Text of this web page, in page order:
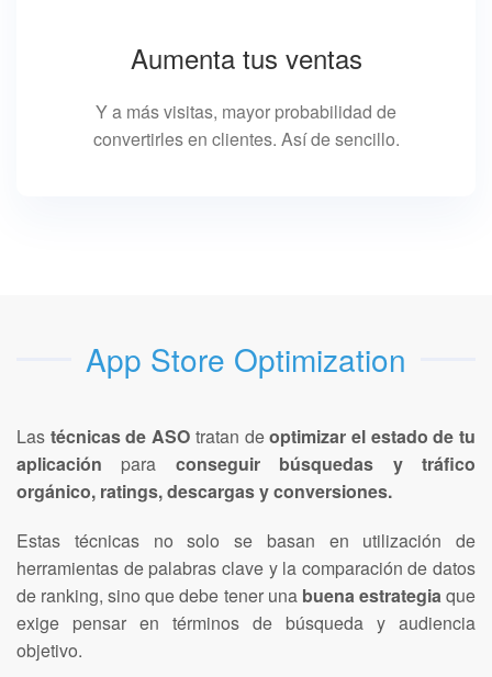
Aumenta tus ventas
Y a más visitas, mayor probabilidad de
convertirles en clientes. Así de sencillo.
App Store Optimization
Las técnicas de ASO tratan deoptimizar el estado de tu
aplicación para conseguir búsquedas y tráfico
orgánico, ratings, descargas y conversiones.
Estas técnicas no solo se basan en utilización de
herramientas de palabras clave y la comparación de datos
de ranking, sino que debe tener una buena estrategiaque
exige pensar en términos de búsqueda y audiencia
objetivo.